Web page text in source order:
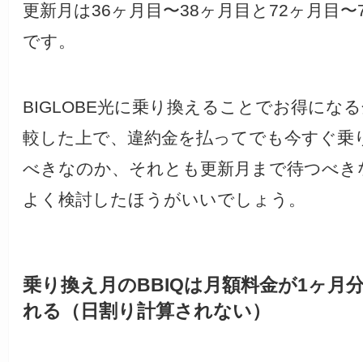
更新月は36ヶ月目〜38ヶ月目と72ヶ月目〜
です。
BIGLOBE光に乗り換えることでお得にな
較した上で、違約金を払ってでも今すぐ乗
べきなのか、それとも更新月まで待つべき
よく検討したほうがいいでしょう。
乗り換え月のBBIQは月額料金が1ヶ月
れる（日割り計算されない）